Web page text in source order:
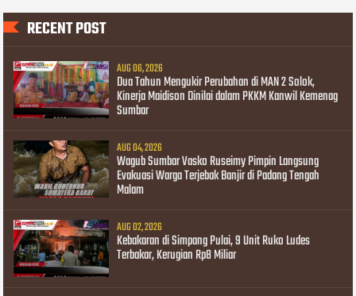
RECENT POST
AUG 06, 2026
Dua Tahun Mengukir Perubahan di MAN 2 Solok,
Kinerja Maidison Dinilai dalam PKKM Kanwil Kemenag
Sumbar
AUG 04, 2026
Wagub Sumbar Vasko Ruseimy Pimpin Langsung
Evakuasi Warga Terjebak Banjir di Padang Tengah
Malam
AUG 02, 2026
Kebakaran di Simpang Pulai, 9 Unit Ruko Ludes
Terbakar, Kerugian Rp8 Miliar